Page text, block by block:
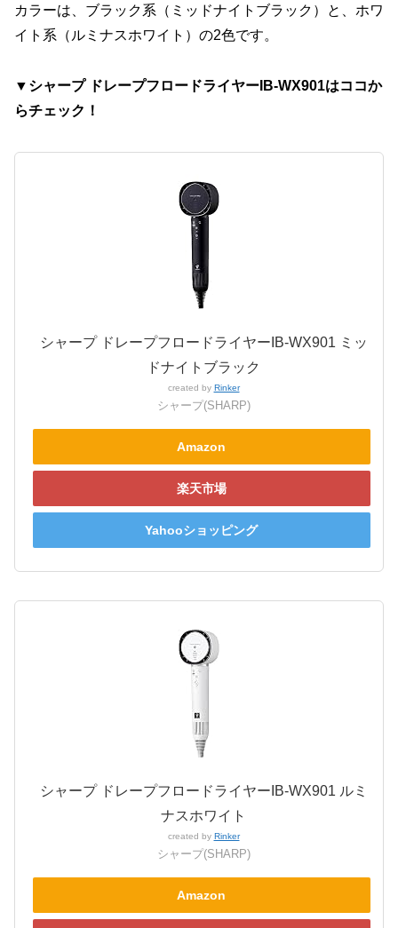
カラーは、ブラック系（ミッドナイトブラック）と、ホワ
イト系（ルミナスホワイト）の2色です。
▼シャープ ドレープフロードライヤーIB-WX901はココか
らチェック！
シャープ ドレープフロードライヤーIB-WX901 ミッ
ドナイトブラック
created by Rinker
シャープ(SHARP)
Amazon
楽天市場
Yahooショッピング
シャープ ドレープフロードライヤーIB-WX901 ルミ
ナスホワイト
created by Rinker
シャープ(SHARP)
Amazon